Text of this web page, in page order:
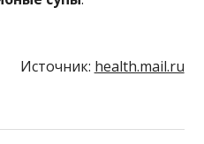
Источник: health.mail.ru